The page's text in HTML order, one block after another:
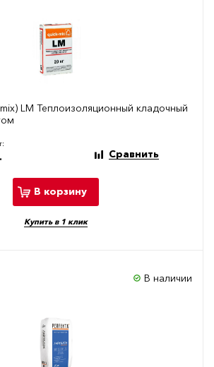
LM Теплоизоляционный кладочный
Сравнить
В корзину
Купить в 1 клик
В наличии